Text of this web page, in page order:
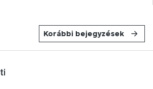
Korábbi bejegyzések